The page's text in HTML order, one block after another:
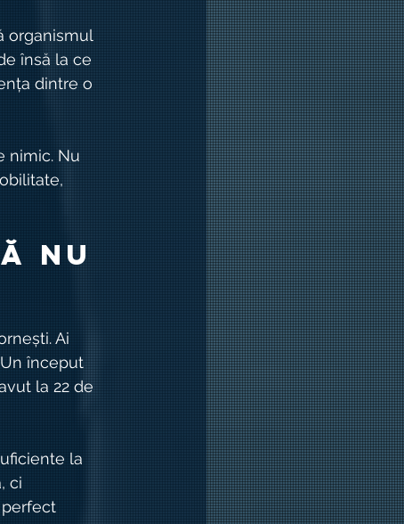
organismul
însă la ce
dintre o
nimic. Nu
nu
Ai
început
la 22 de
la
ci